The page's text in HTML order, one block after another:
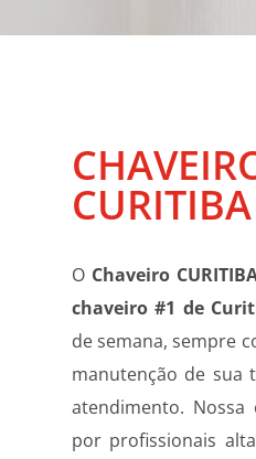
CURITIBA
O Chaveiro
chaveiro #1 de
de semana, sempre
manutenção de sua
atendimento.
por profissionais